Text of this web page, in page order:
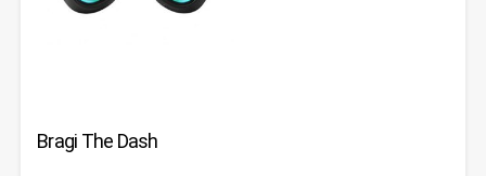
Bragi The Dash